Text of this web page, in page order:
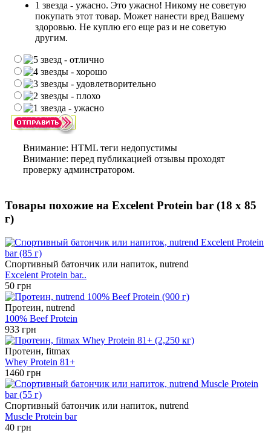
1 звезда - ужасно. Это ужасно! Никому не советую
покупать этот товар. Может нанести вред Вашему
здоровью. Не куплю его еще раз и не советую
другим.
Внимание: HTML теги недопустимы
Внимание: перед публикацией отзывы проходят
проверку админстратором.
Товары похожие на Excelent Protein bar (18 х 85
г)
Спортивный батончик или напиток, nutrend
Excelent Protein bar..
50 грн
Протеин, nutrend
100% Beef Protein
933 грн
Протеин, fitmax
Whey Protein 81+
1460 грн
Спортивный батончик или напиток, nutrend
Muscle Protein bar
40 грн